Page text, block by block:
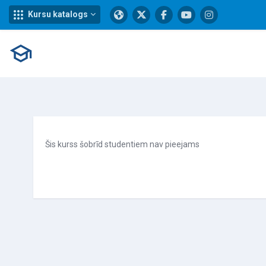
Kursu katalogs
Šis kurss šobrīd studentiem nav pieejams